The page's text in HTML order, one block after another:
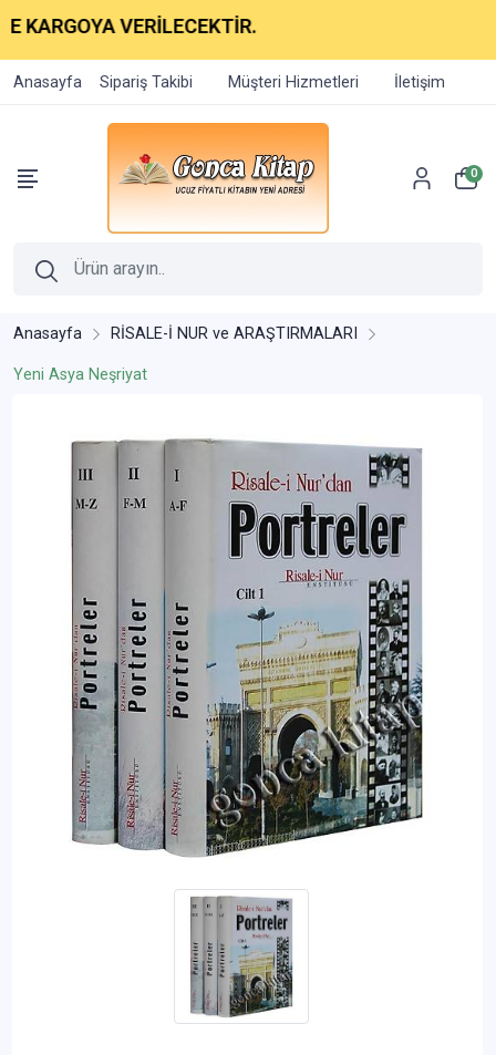
VERİLECEKTİR.
Anasayfa Sipariş Takibi Müşteri Hizmetleri İletişim
0
Anasayfa RİSALE-İ NUR ve ARAŞTIRMALARI
Yeni Asya Neşriyat